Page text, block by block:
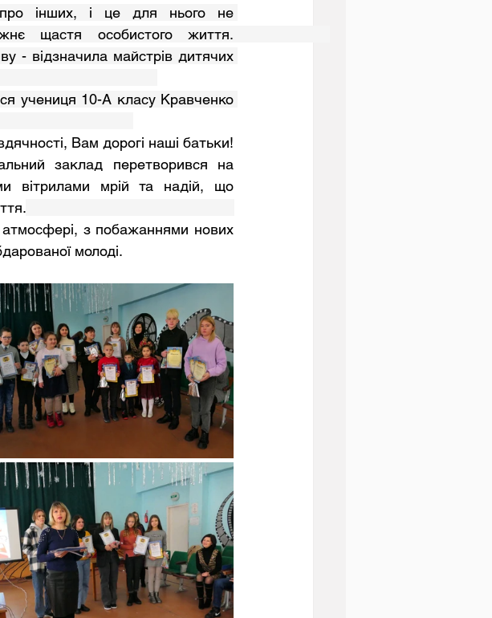
інших, і це для нього не
щастя особистого життя.
- відзначила майстрів дитячих
Олександр.
заклад перетворився на
вітрилами мрій та надій, що
молоді.